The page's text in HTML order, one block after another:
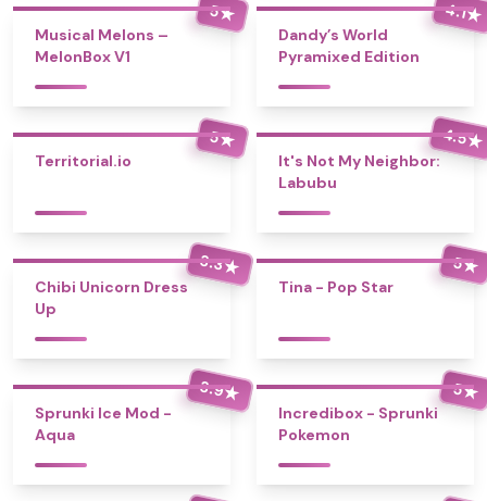
5★
Musical Melons –
MelonBox V1
4.1★
Dandy’s World
Pyramixed Edition
5★
Territorial.io
4.5★
It's Not My Neighbor:
Labubu
3.3★
Chibi Unicorn Dress
Up
5★
Tina - Pop Star
3.9★
Sprunki Ice Mod -
Aqua
5★
Incredibox - Sprunki
Pokemon